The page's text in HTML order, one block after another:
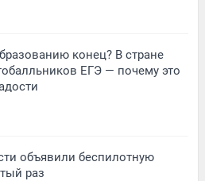
конец? В стране
ЕГЭ — почему это
объявили беспилотную
раз